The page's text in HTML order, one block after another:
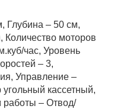
Глубина – 50 см,
моторов
час, Уровень
– 3,
Управление –
кассетный,
работы – Отвод/